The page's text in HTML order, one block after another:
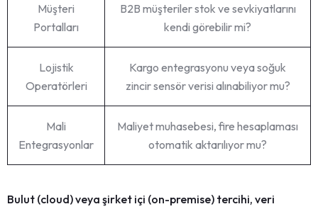
Müşteri
Portalları
B2B müşteriler stok ve sevkiyatlarını
kendi görebilir mi?
Lojistik
Operatörleri
Kargo entegrasyonu veya soğuk
zincir sensör verisi alınabiliyor mu?
Mali
Entegrasyonlar
Maliyet muhasebesi, fire hesaplaması
otomatik aktarılıyor mu?
Bulut (cloud) veya şirket içi (on-premise) tercihi, veri